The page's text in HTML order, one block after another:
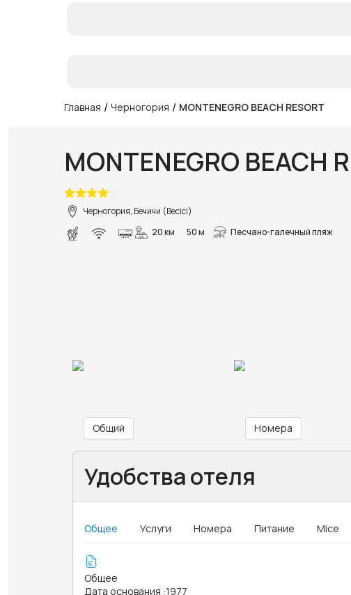
Главная / Черногория / MONTENEGRO BEACH RESORT
MONTENEGRO BEACH
Черногория, Бечичи (Becici)
20 км
50 м Песчано-галечный пляж
Общий Номера
Удобства отеля
Общее Услуги Номера Питание Mice
Общее
Дата основания :1977